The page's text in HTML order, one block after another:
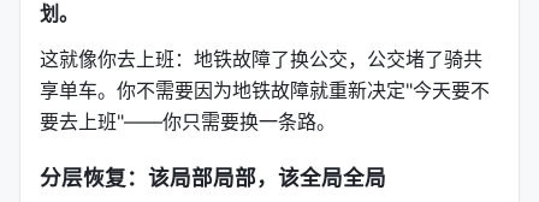
划。
这就像你去上班：地铁故障了换公交，公交堵了骑共
享单车。你不需要因为地铁故障就重新决定"今天要不
要去上班"——你只需要换一条路。
分层恢复：该局部局部，该全局全局